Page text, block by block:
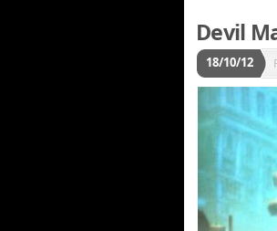
Devil
18/10/12